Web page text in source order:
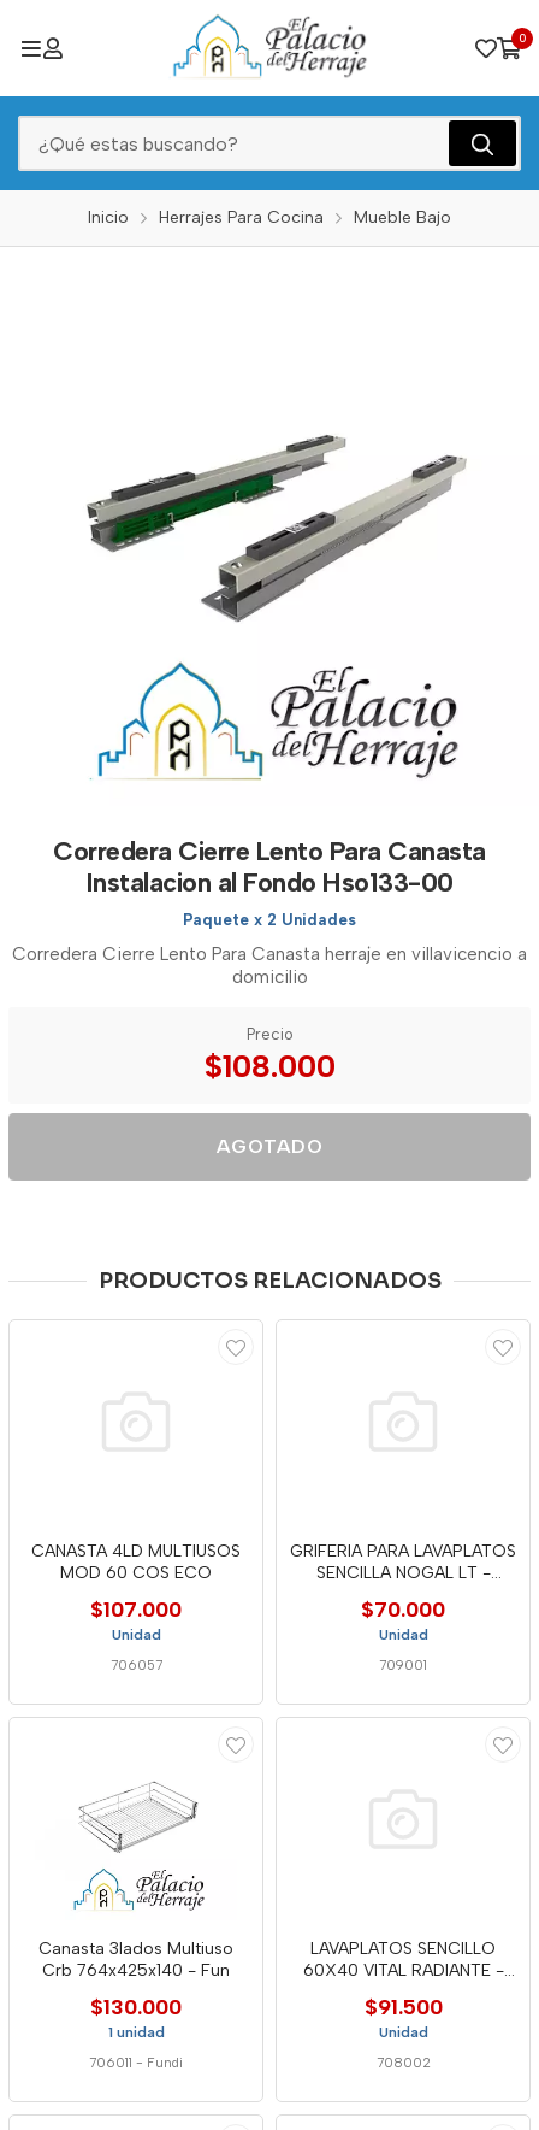
0
Inicio Herrajes Para Cocina Mueble Bajo
Corredera Cierre Lento Para Canasta
Instalacion al Fondo Hso133-00
Paquete x 2 Unidades
Corredera Cierre Lento Para Canasta herraje en villavicencio a
domicilio
Precio
$108.000
AGOTADO
PRODUCTOS RELACIONADOS
CANASTA 4LD MULTIUSOS
MOD 60 COS ECO
$107.000
Unidad
706057
GRIFERIA PARA LAVAPLATOS
SENCILLA NOGAL LT -
$70.000
Unidad
709001
Canasta 3lados Multiuso
Crb 764x425x140 - Fun
$130.000
1 unidad
706011 - Fundi
LAVAPLATOS SENCILLO
60X40 VITAL RADIANTE -
$91.500
Unidad
708002